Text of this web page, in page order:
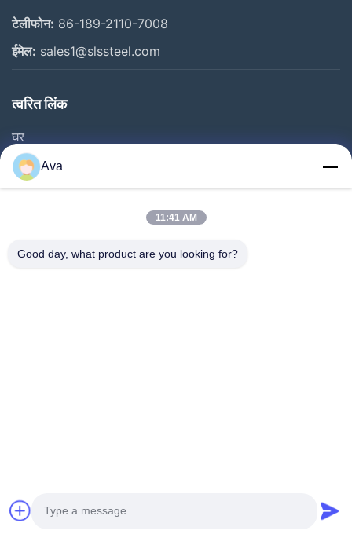
टेलीफोन: 86-189-2110-7008
ईमेल: sales1@slssteel.com
त्वरित लिंक
घर
उत्पाद
वीडियो
कारखाने का दौरा
©2013- WUXI SYLAITH SPECIAL STEEL CO.,LTD. सभी अधिकार सुरक्षित हैं।
Ava
11:41 AM
Good day, what product are you looking for?